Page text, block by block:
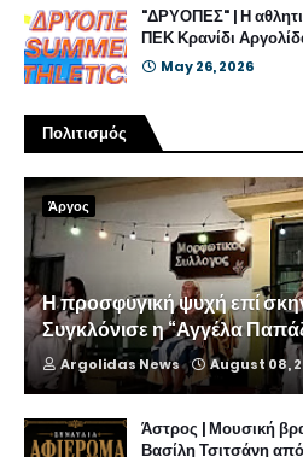
"ΔΡΥΟΠΕΣ" | Η
ΠΕΚ Κρανίδι
May 26, 2026
Πολιτισμός
Άργος
Η προσφυγική ψυχή επί
Συγκλόνισε η “Αγγέλα
Argolidas News August 08,
Άστρος | Μουσική
Βασίλη Τσιτσάνη